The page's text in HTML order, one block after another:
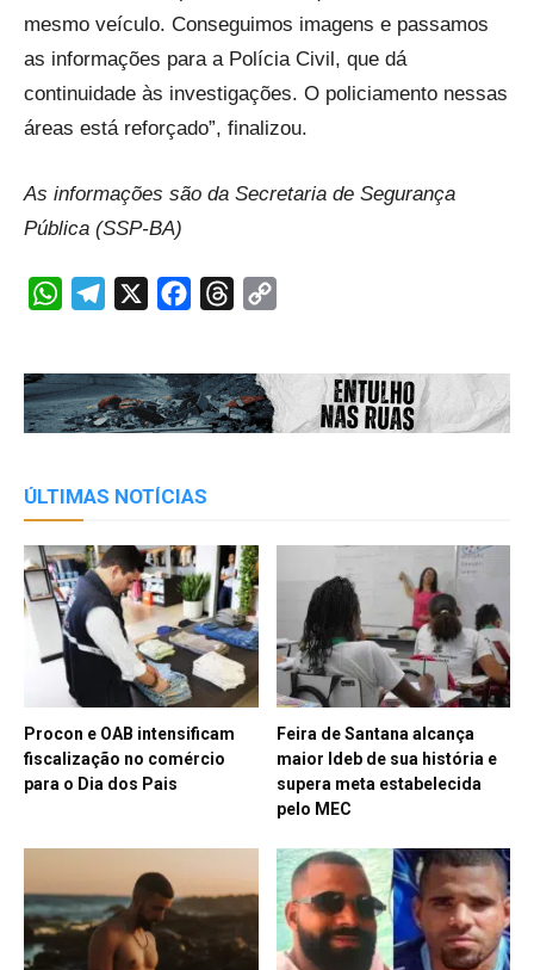
mesmo veículo. Conseguimos imagens e passamos
as informações para a Polícia Civil, que dá
continuidade às investigações. O policiamento nessas
áreas está reforçado”, finalizou.
As informações são da Secretaria de Segurança
Pública (SSP-BA)
WhatsAppTelegram FacebookThreads
ÚLTIMAS NOTÍCIAS
Procon e OAB intensificam
fiscalização no comércio
para o Dia dos Pais
Feira de Santana alcança
maior Ideb de sua história e
supera meta estabelecida
pelo MEC